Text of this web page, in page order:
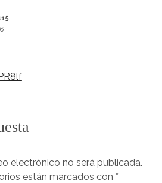
electrónico no será publicada.
están marcados con *